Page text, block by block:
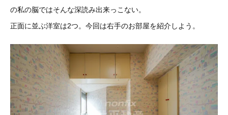
の私の脳ではそんな深読み出来っこない。
正面に並ぶ洋室は2つ。今回は右手のお部屋を紹介しよう。